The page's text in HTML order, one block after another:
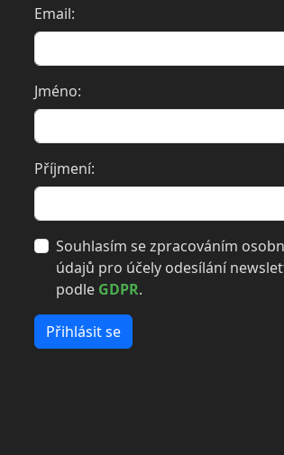
Email:
Jméno:
Příjmení:
Souhlasím se zpracováním
údajů pro účely odesílání
podle GDPR.
Přihlásit se